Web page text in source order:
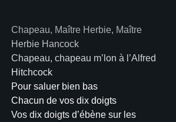
Chapeau, Maître Herbie, Maître
Herbie Hancock
Chapeau, chapeau m’lon à l’Alfred
Hitchcock
Pour saluer bien bas
Chacun de vos dix doigts
Vos dix doigts d’ébène sur les